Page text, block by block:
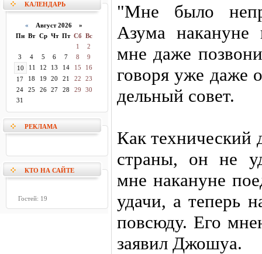
КАЛЕНДАРЬ
«
Август 2026 »
Пн Вт Ср Чт Пт Сб Вс
1
2
3
4 5 6 7 8
9
10
11 12 13 14 15
16
17
18 19 20 21 22
23
24
25 26 27 28 29
30
31
РЕКЛАМА
КТО НА САЙТЕ
Гостей: 19
"Мне было
Азума накануне
мне даже
говоря уже даже
дельный совет.
Как технический
страны, он не
мне накануне
удачи, а теперь
повсюду. Его
заявил Джошуа.